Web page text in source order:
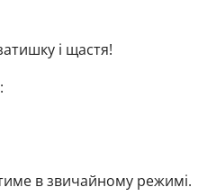
і щастя!
в звичайному режимі.